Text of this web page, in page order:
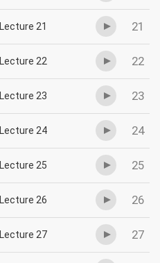
21
Lecture 21
22
Lecture 22
23
Lecture 23
24
Lecture 24
25
Lecture 25
26
Lecture 26
27
Lecture 27